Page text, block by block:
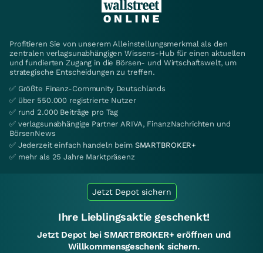
Profitieren Sie von unserem Alleinstellungsmerkmal als den
zentralen verlagsunabhängigen Wissens-Hub für einen aktuellen
und fundierten Zugang in die Börsen- und Wirtschaftswelt, um
strategische Entscheidungen zu treffen.
✅ Größte Finanz-Community Deutschlands
✅ über 550.000 registrierte Nutzer
✅ rund 2.000 Beiträge pro Tag
✅ verlagsunabhängige Partner ARIVA, FinanzNachrichten und
BörsenNews
✅ Jederzeit einfach handeln beim SMARTBROKER+
✅ mehr als 25 Jahre Marktpräsenz
Jetzt Depot sichern
Ihre Lieblingsaktie geschenkt!
Jetzt Depot bei SMARTBROKER+ eröffnen und
Willkommensgeschenk sichern.